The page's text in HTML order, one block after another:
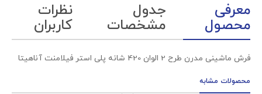
معرفی
محصول
جدول
مشخصات
نظرات
کاربران
فرش ماشینی مدرن طرح 2 الوان 420 شانه پلی استر فیلامنت آناهیتا
محصولات مشابه